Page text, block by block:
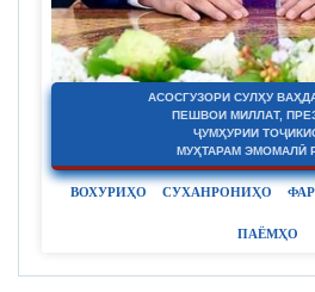
АСОСГУЗОРИ СУЛҲУ
ПЕШВОИ МИЛЛАТ,
ҶУМҲУРИИ
МУҲТАРАМ ЭМОМАЛӢ
ВОХУРИҲО СУХАНРОНИҲО
ПАЁМҲО